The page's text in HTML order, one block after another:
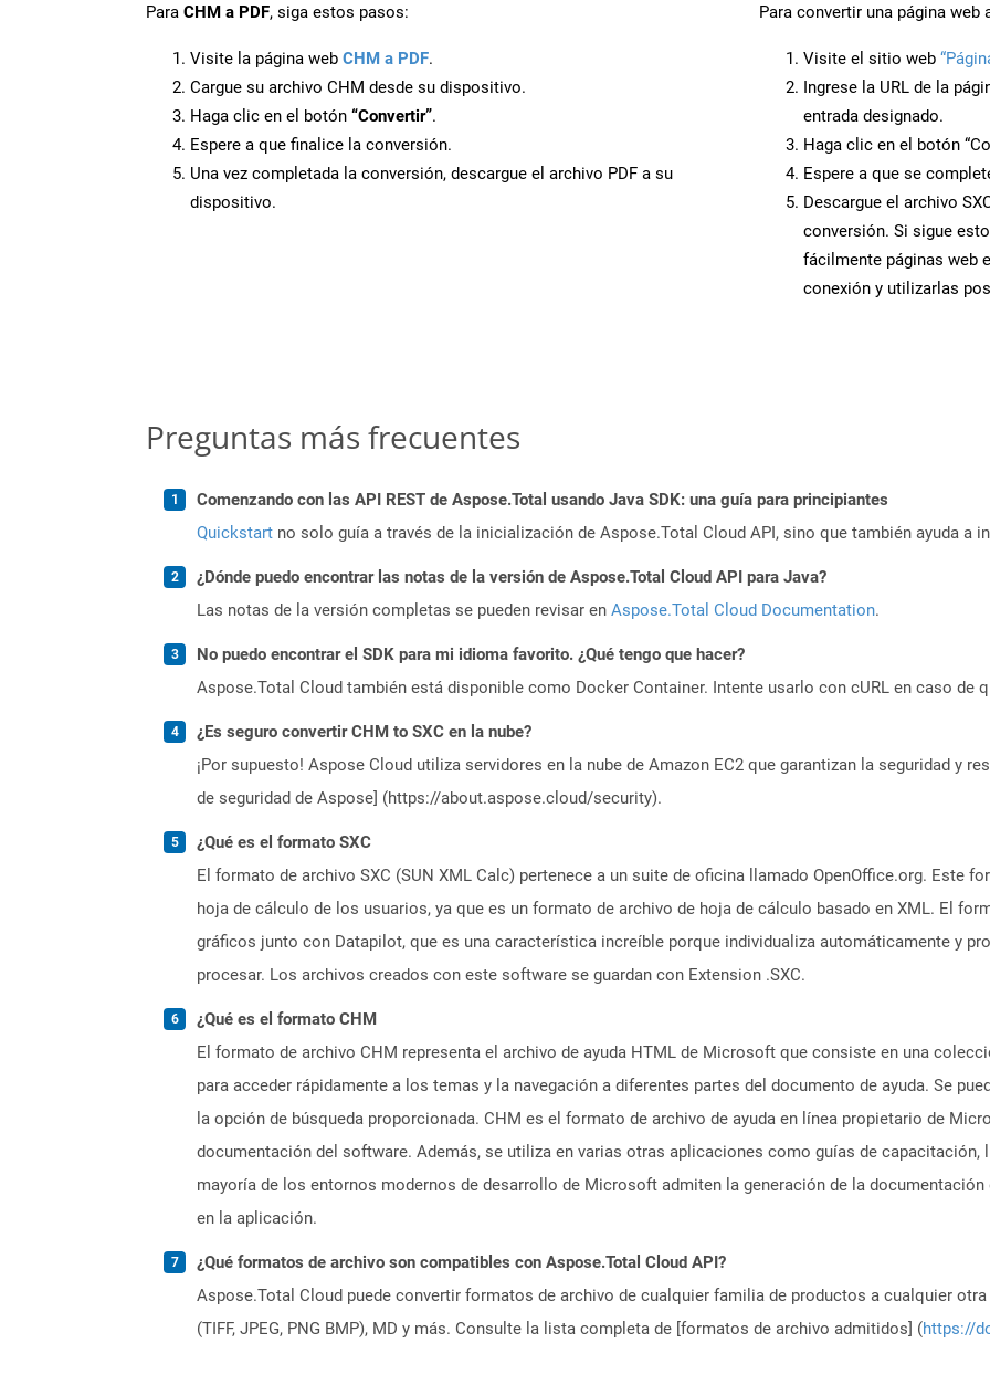
Para CHM a PDF, siga estos pasos:
Visite la página web CHM a PDF.
Cargue su archivo CHM desde su dispositivo.
Haga clic en el botón “Convertir”.
Espere a que finalice la conversión.
Una vez completada la conversión, descargue el archivo PDF a su
dispositivo.
Para convertir una página
Visite el sitio web
Ingrese la URL de la
entrada designado.
Haga clic en el botón
Espere a que se
Descargue el archivo
conversión. Si sigue
fácilmente páginas web
conexión y utilizarlas
Preguntas más frecuentes
Comenzando con las API REST de Aspose.Total usando Java SDK: una guía para principiantes
Quickstart no solo guía a través de la inicialización de Aspose.Total Cloud API, sino que también ayuda a
¿Dónde puedo encontrar las notas de la versión de Aspose.Total Cloud API para Java?
Las notas de la versión completas se pueden revisar en Aspose.Total Cloud Documentation.
No puedo encontrar el SDK para mi idioma favorito. ¿Qué tengo que hacer?
Aspose.Total Cloud también está disponible como Docker Container. Intente usarlo con cURL en caso de
¿Es seguro convertir CHM to SXC en la nube?
¡Por supuesto! Aspose Cloud utiliza servidores en la nube de Amazon EC2 que garantizan la seguridad y
de seguridad de Aspose] (https://about.aspose.cloud/security).
¿Qué es el formato SXC
El formato de archivo SXC (SUN XML Calc) pertenece a un suite de oficina llamado OpenOffice.org. Este
hoja de cálculo de los usuarios, ya que es un formato de archivo de hoja de cálculo basado en XML. El
gráficos junto con Datapilot, que es una característica increíble porque individualiza automáticamente y
procesar. Los archivos creados con este software se guardan con Extension .SXC.
¿Qué es el formato CHM
El formato de archivo CHM representa el archivo de ayuda HTML de Microsoft que consiste en una
para acceder rápidamente a los temas y la navegación a diferentes partes del documento de ayuda. Se
la opción de búsqueda proporcionada. CHM es el formato de archivo de ayuda en línea propietario de
documentación del software. Además, se utiliza en varias otras aplicaciones como guías de
mayoría de los entornos modernos de desarrollo de Microsoft admiten la generación de la
en la aplicación.
¿Qué formatos de archivo son compatibles con Aspose.Total Cloud API?
Aspose.Total Cloud puede convertir formatos de archivo de cualquier familia de productos a cualquier otra
(TIFF, JPEG, PNG BMP), MD y más. Consulte la lista completa de [formatos de archivo admitidos] (https://